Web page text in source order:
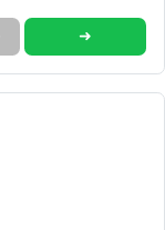
➜